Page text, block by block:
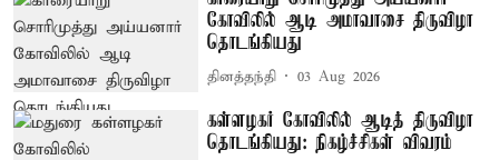
கோவிலில் ஆடி அமாவாசை திருவிழா
தொடங்கியது
தினத்தந்தி 03 Aug 2026
கள்ளழகர் கோவிலில் ஆடித் திருவிழா
தொடங்கியது: நிகழ்ச்சிகள் விவரம்